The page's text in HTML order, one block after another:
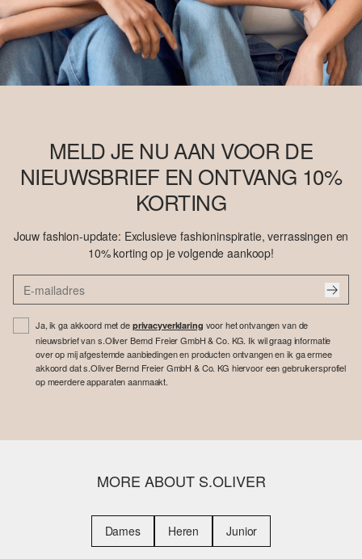
MELD JE NU AAN VOOR DE
NIEUWSBRIEF EN ONTVANG 10%
KORTING
Jouw fashion-update: Exclusieve fashioninspiratie, verrassingen en
10% korting op je volgende aankoop!
Ja, ik ga akkoord met de privacyverklaring voor het ontvangen van de
nieuwsbrief van s.Oliver Bernd Freier GmbH & Co. KG. Ik wil graag informatie
over op mij afgestemde aanbiedingen en producten ontvangen en ik ga ermee
akkoord dat s.Oliver Bernd Freier GmbH & Co. KG hiervoor een gebruikersprofiel
op meerdere apparaten aanmaakt.
MORE ABOUT S.OLIVER
Dames Heren Junior